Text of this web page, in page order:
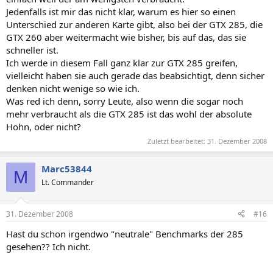
Jedenfalls ist mir das nicht klar, warum es hier so einen
Unterschied zur anderen Karte gibt, also bei der GTX 285, die
GTX 260 aber weitermacht wie bisher, bis auf das, das sie
schneller ist.
Ich werde in diesem Fall ganz klar zur GTX 285 greifen,
vielleicht haben sie auch gerade das beabsichtigt, denn sicher
denken nicht wenige so wie ich.
Was red ich denn, sorry Leute, also wenn die sogar noch
mehr verbraucht als die GTX 285 ist das wohl der absolute
Hohn, oder nicht?
Zuletzt bearbeitet: 31. Dezember 2008
M Marc53844
Lt. Commander
31. Dezember 2008 #16
Hast du schon irgendwo "neutrale" Benchmarks der 285
gesehen?? Ich nicht.